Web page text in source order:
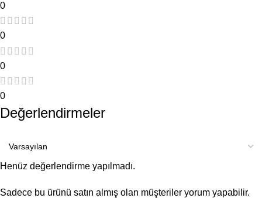
0
0
0
0
Değerlendirmeler
Henüz değerlendirme yapılmadı.
Sadece bu ürünü satın almış olan müşteriler yorum yapabilir.